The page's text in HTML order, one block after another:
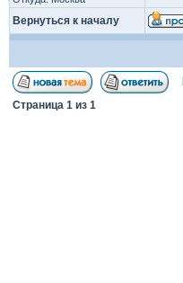
Вернуться к началу
Страница 1 из 1